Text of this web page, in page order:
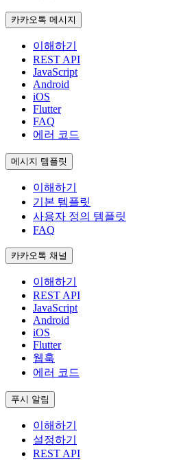
카카오톡 메시지
이해하기
REST API
JavaScript
Android
iOS
Flutter
FAQ
에러 코드
메시지 템플릿
이해하기
기본 템플릿
사용자 정의 템플릿
FAQ
카카오톡 채널
이해하기
REST API
JavaScript
Android
iOS
Flutter
웹훅
에러 코드
푸시 알림
이해하기
설정하기
REST API